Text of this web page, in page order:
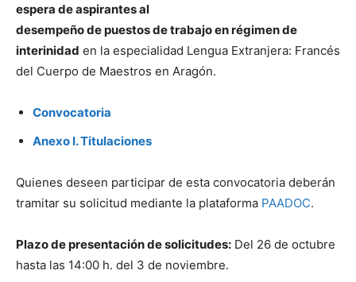
espera de aspirantes al
desempeño de puestos de trabajo en régimen de
interinidad en la especialidad Lengua Extranjera: Francés
del Cuerpo de Maestros en Aragón.
Convocatoria
Anexo I. Titulaciones
Quienes deseen participar de esta convocatoria deberán
tramitar su solicitud mediante la plataforma PAADOC.
Plazo de presentación de solicitudes: Del 26 de octubre
hasta las 14:00 h. del 3 de noviembre.